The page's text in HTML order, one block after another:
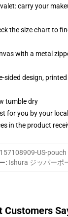
carry your
the size chart to
with a metal
sided design,
tumble dry
for you by your
in the product
157108909-US-pouch
: Ishura ジッパーポ
Customers